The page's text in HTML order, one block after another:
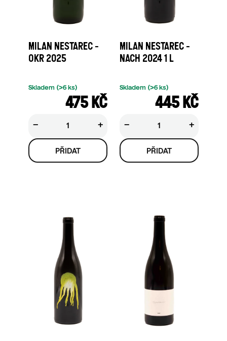
MILAN NESTAREC -
OKR 2025
475 KČ
Skladem (>6 ks)
+
−
MILAN NESTAREC -
NACH 2024 1 L
445 KČ
Skladem (>6 ks)
+
−